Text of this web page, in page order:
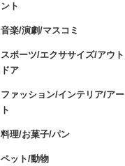
ント
音楽/演劇/マスコミ
スポーツ/エクササイズ/アウト
ドア
ファッション/インテリア/アー
ト
料理/お菓子/パン
ペット/動物